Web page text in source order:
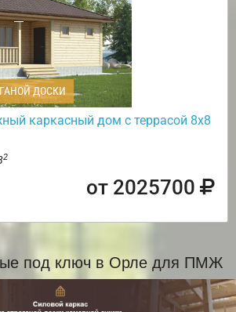
ДОСКИ
каркасный дом с террасой 8х8
2
от 2025700
под ключ в Орле для ПМЖ